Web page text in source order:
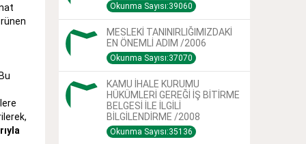
Okunma Sayısı:39060
MESLEKİ TANINIRLIĞIMIZDAKİ
EN ÖNEMLİ ADIM /2006
Okunma Sayısı:37070
KAMU İHALE KURUMU
HÜKÜMLERİ GEREĞİ İŞ BİTİRME
BELGESİ İLE İLGİLİ
BİLGİLENDİRME /2008
Okunma Sayısı:35136